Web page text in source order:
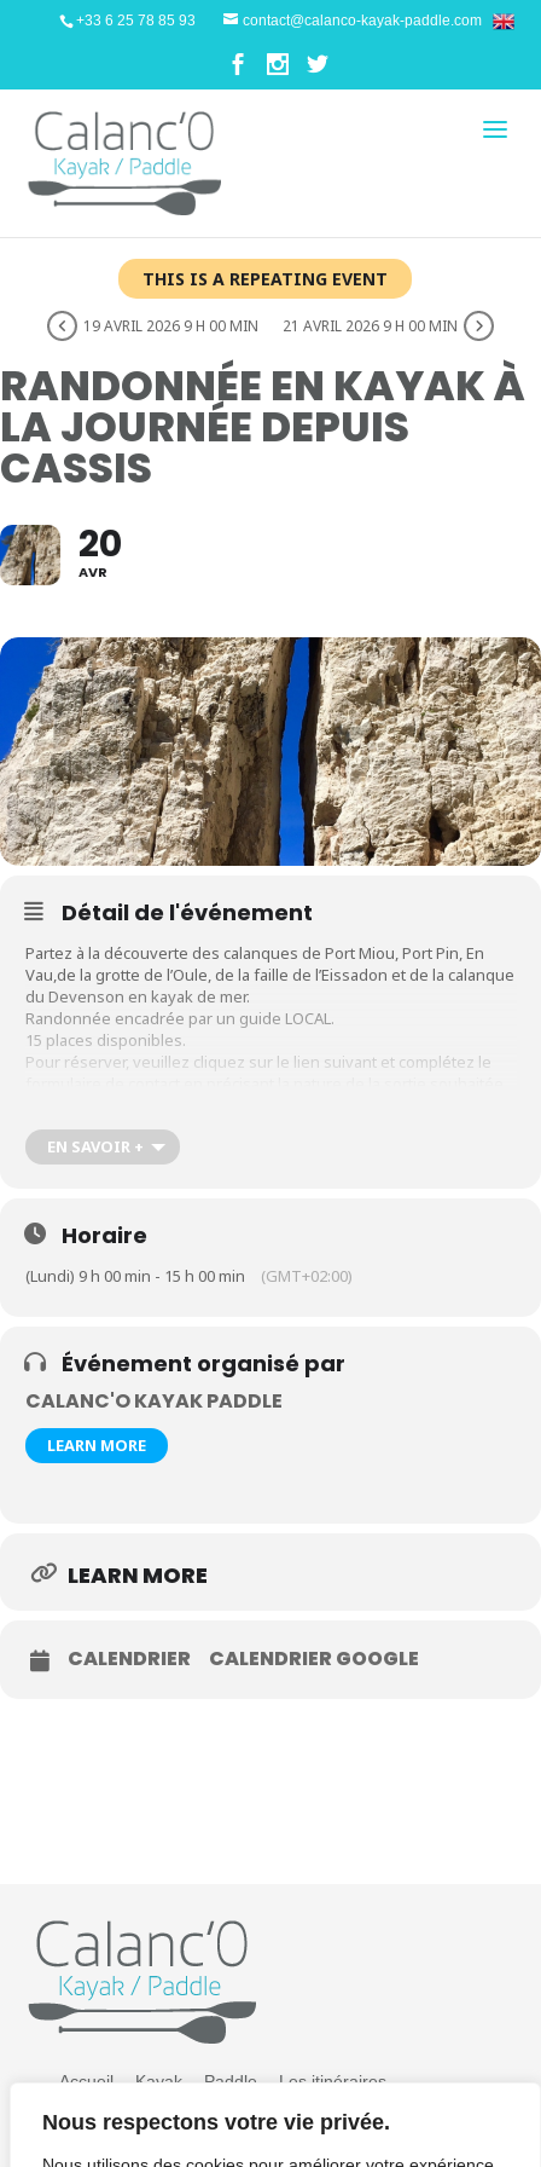
Nous respectons votre vie privée.
+33 6 25 78 85 93 contact@calanco-kayak-paddle.com
THIS IS A REPEATING EVENT
19 AVRIL 2026 9 H 00 MIN 21 AVRIL 2026 9 H 00 MIN
RANDONNÉE EN KAYAK À
LA JOURNÉE DEPUIS
CASSIS
20
AVR
Détail de l'événement
Partez à la découverte des calanques de Port Miou, Port Pin, En
Vau,de la grotte de l’Oule, de la faille de l’Eissadon et de la calanque
du Devenson en kayak de mer.
Randonnée encadrée par un guide LOCAL.
15 places disponibles.
Pour réserver, veuillez cliquez sur le lien suivant et complétez le
paddle.com/contact-kayak-paddle-cassis-calanques
EN SAVOIR +
Horaire
(Lundi) 9 h 00 min - 15 h 00 min (GMT+02:00)
Événement organisé par
CALANC'O KAYAK PADDLE
LEARN MORE
LEARN MORE
CALENDRIER CALENDRIER GOOGLE
Accueil Kayak Paddle Les itinéraires
Préparer sa sortie Tarifs Galerie photos